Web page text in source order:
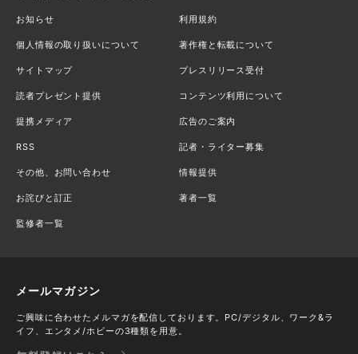
お知らせ 利用規約
個人情報の取り扱いについて 著作権と転載について
サイトマップ プレスリリース受付
読者プレゼント提供 コンテンツ利用について
提携メディア 広告のご案内
RSS 記者・ライター募集
その他、お問い合わせ 情報提供
お詫びと訂正 著者一覧
監修者一覧
メールマガジン
ご興味に合わせたメルマガを配信しております。PC/デジタル、ワーク&ラ
イフ、エンタメ/ホビーの3種類を用意。